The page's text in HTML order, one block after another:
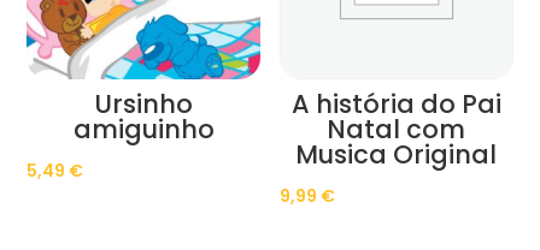
Ursinho
amiguinho
5,49 €
A história do Pai
Natal com
Musica Original
9,99 €